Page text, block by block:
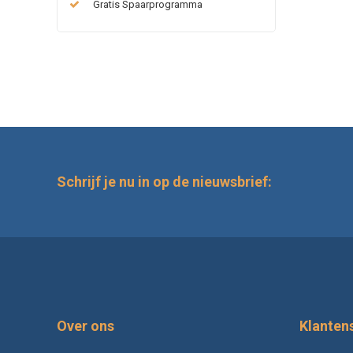
Gratis Spaarprogramma
Schrijf je nu in op de nieuwsbrief:
Over ons